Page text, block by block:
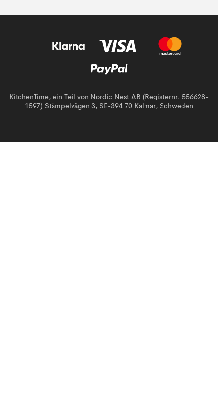
KitchenTime, ein Teil von Nordic Nest AB (Registernr. 556628-
1597) Stämpelvägen 3, SE-394 70 Kalmar, Schweden